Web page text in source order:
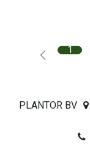
1
PLANTOR BV